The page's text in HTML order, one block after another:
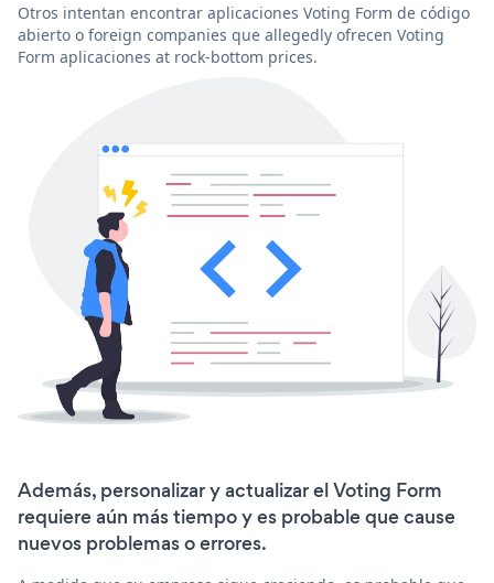
Otros intentan encontrar aplicaciones Voting Form de código
abierto o foreign companies que allegedly ofrecen Voting
Form aplicaciones at rock-bottom prices.
Además, personalizar y actualizar el Voting Form
requiere aún más tiempo y es probable que cause
nuevos problemas o errores.